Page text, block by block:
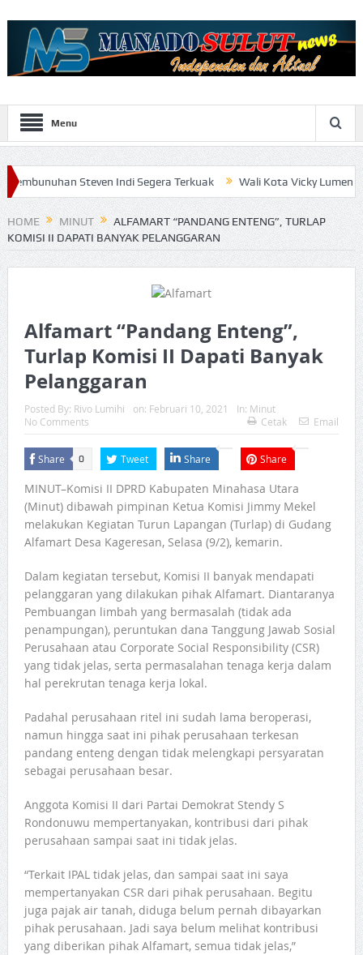
Menu
Steven Indi Segera Terkuak Wali Kota Vicky Lumentut Serahkan
HOME MINUT
ALFAMART “PANDANG ENTENG”, TURLAP
KOMISI II DAPATI BANYAK PELANGGARAN
Alfamart “Pandang Enteng”,
Turlap Komisi II Dapati Banyak
Pelanggaran
Posted By: Rivo Lumihi on: Februari 10, 2021 In: Minut
No Comments
Cetak Email
Share 0 Tweet Share Share
MINUT–Komisi II DPRD Kabupaten Minahasa Utara
(Minut) dibawah pimpinan Ketua Komisi Jimmy Mekel
melakukan Kegiatan Turun Lapangan (Turlap) di Gudang
Alfamart Desa Kageresan, Selasa (9/2), kemarin.
Dalam kegiatan tersebut, Komisi II banyak mendapati
pelanggaran yang dilakukan pihak Alfamart. Diantaranya
Pembuangan limbah yang bermasalah (tidak ada
penampungan), peruntukan dana Tanggung Jawab Sosial
Perusahaan atau Corporate Social Responsibility (CSR)
yang tidak jelas, serta permasalahan tenaga kerja dalam
hal perekrutan tenaga kerja lokal.
Padahal perusahaan ritel ini sudah lama beroperasi,
namun hingga saat ini pihak perusahaan terkesan
pandang enteng dengan tidak melengkapi persyaratan
sebagai perusahaan besar.
Anggota Komisi II dari Partai Demokrat Stendy S
Rondonuwu mempertanyakan, kontribusi dari pihak
perusahaan sampai saat ini tidak jelas.
“Terkait IPAL tidak jelas, dan sampai saat ini saya
mempertanyakan CSR dari pihak perusahaan. Begitu
juga pajak air tanah, diduga belum pernah dibayarkan
pihak perusahaan. Jadi saya belum melihat kontribusi
yang diberikan pihak Alfamart, semua tidak jelas,”